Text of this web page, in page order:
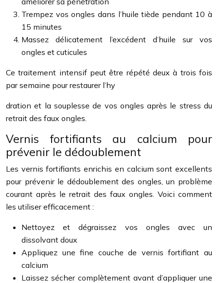
Trempez vos ongles dans l’huile tiède pendant 10 à
15 minutes
Massez délicatement l’excédent d’huile sur vos
ongles et cuticules
Ce traitement intensif peut être répété deux à trois fois
par semaine pour restaurer l’hy
dration et la souplesse de vos ongles après le stress du
retrait des faux ongles.
Vernis fortifiants au calcium pour
prévenir le dédoublement
Les vernis fortifiants enrichis en calcium sont excellents
pour prévenir le dédoublement des ongles, un problème
courant après le retrait des faux ongles. Voici comment
les utiliser efficacement :
Nettoyez et dégraissez vos ongles avec un
dissolvant doux
Appliquez une fine couche de vernis fortifiant au
calcium
Laissez sécher complètement avant d’appliquer une